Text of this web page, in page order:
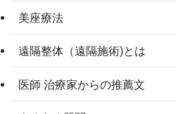
美座療法
遠隔整体（遠隔施術)とは
医師 治療家からの推薦文